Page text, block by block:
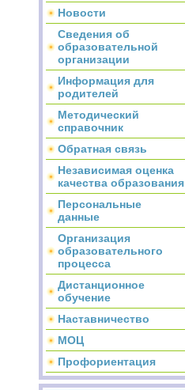
Новости
Сведения об
образовательной
организации
Информация для
родителей
Методический
справочник
Обратная связь
Независимая оценка
качества образования
Персональные
данные
Организация
образовательного
процесса
Дистанционное
обучение
Наставничество
МОЦ
Профориентация